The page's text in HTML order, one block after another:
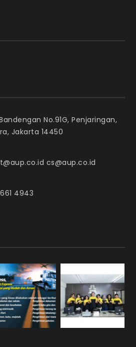
No.91G, Penjaringan,
Jakarta 14450
cs@aup.co.id
4943